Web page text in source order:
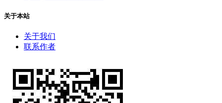
关于本站
关于我们
联系作者